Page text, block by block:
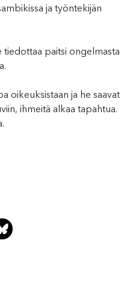
ja työntekijän
tiedottaa paitsi ongelmasta
oikeuksistaan ja he saavat
ihmeitä alkaa tapahtua.